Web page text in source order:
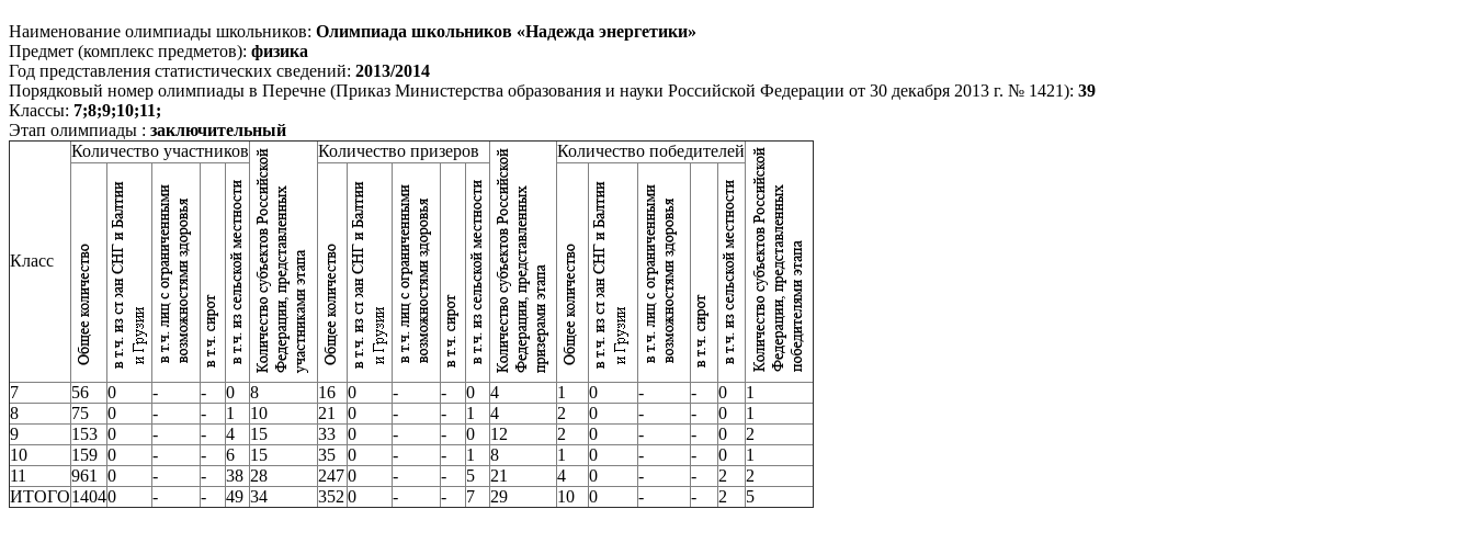
Наименование олимпиады школьников: Олимпиада школьников «Надежда энергетики»
Предмет (комплекс предметов): физика
Год представления статистических сведений: 2013/2014
Порядковый номер олимпиады в Перечне (Приказ Министерства образования и науки Российской Федерации от 30 декабря 2013 г. № 1421): 39
Классы: 7;8;9;10;11;
Этап олимпиады : заключительный
Класс
Количество участников Количество призеров Количество победителей
7 56 0 - - 0 8 16 0 - - 0 4 1 0 - - 0
1
8
75 0 - - 1 10 21 0 - - 1 4 2 0 - - 0
1
9
153 0 - - 4 15 33 0 - - 0 12 2 0 - - 0
2
10
159 0 - - 6 15 35 0 - - 1 8 1 0 - - 0
1
11
961 0 - - 38 28 2470 - - 5 21 4 0 - - 2
2
ИТОГО14040 - - 49 34 352 0 - - 7 29 10 0 - - 2 5